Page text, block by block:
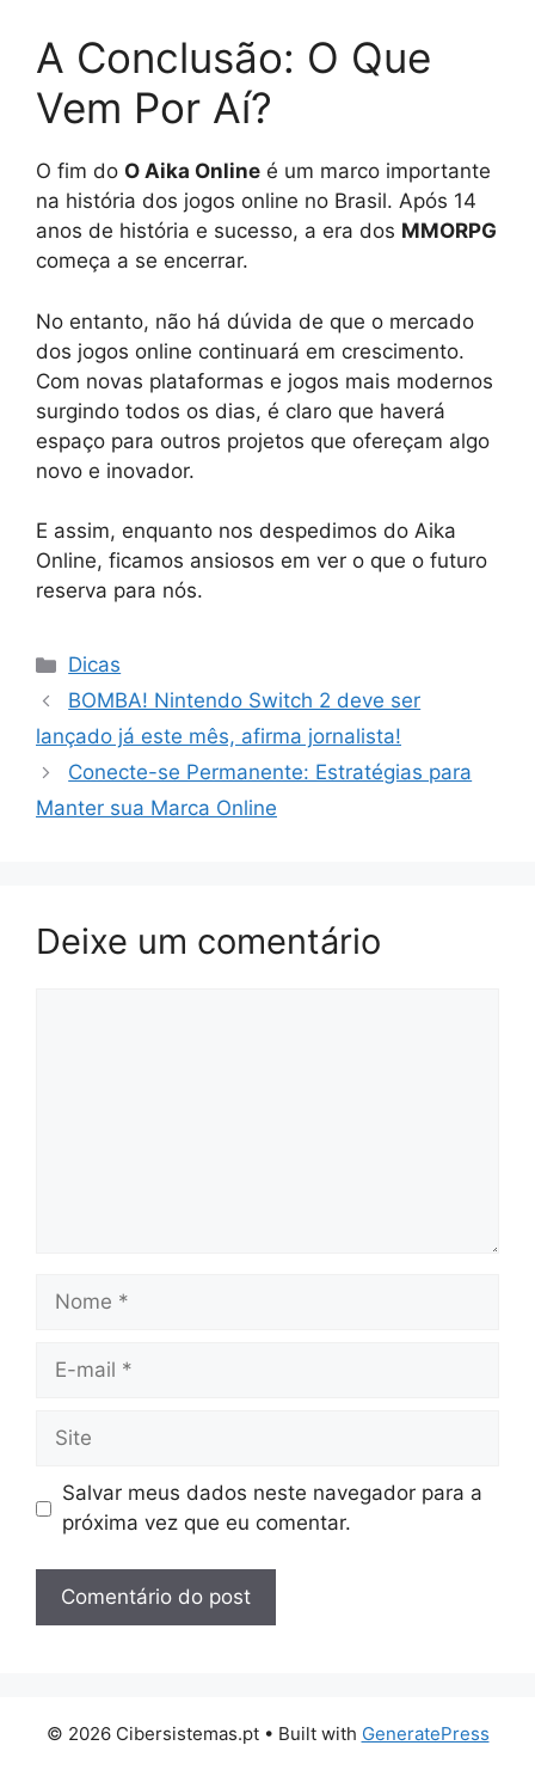
A Conclusão: O Que
Vem Por Aí?
O fim do O Aika Online é um marco importante
na história dos jogos online no Brasil. Após 14
anos de história e sucesso, a era dos MMORPG
começa a se encerrar.
No entanto, não há dúvida de que o mercado
dos jogos online continuará em crescimento.
Com novas plataformas e jogos mais modernos
surgindo todos os dias, é claro que haverá
espaço para outros projetos que ofereçam algo
novo e inovador.
E assim, enquanto nos despedimos do Aika
Online, ficamos ansiosos em ver o que o futuro
reserva para nós.
Categorias
Dicas
BOMBA! Nintendo Switch 2 deve ser
lançado já este mês, afirma jornalista!
Conecte-se Permanente: Estratégias para
Manter sua Marca Online
Deixe um comentário
Nome
Site
Salvar meus dados neste navegador para a
próxima vez que eu comentar.
© 2026 Cibersistemas.pt• Built with GeneratePress